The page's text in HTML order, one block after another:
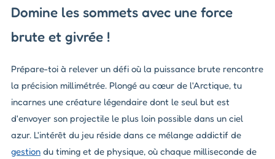
Domine les sommets avec une force
brute et givrée !
Prépare-toi à relever un défi où la puissance brute rencontre
la précision millimétrée. Plongé au cœur de l'Arctique, tu
incarnes une créature légendaire dont le seul but est
d'envoyer son projectile le plus loin possible dans un ciel
azur. L'intérêt du jeu réside dans ce mélange addictif de
gestion du timing et de physique, où chaque milliseconde de